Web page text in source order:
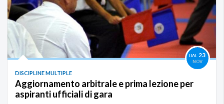
DAL 23
NOV
DISCIPLINE MULTIPLE
Aggiornamento arbitrale e prima lezione per
aspiranti ufficiali di gara